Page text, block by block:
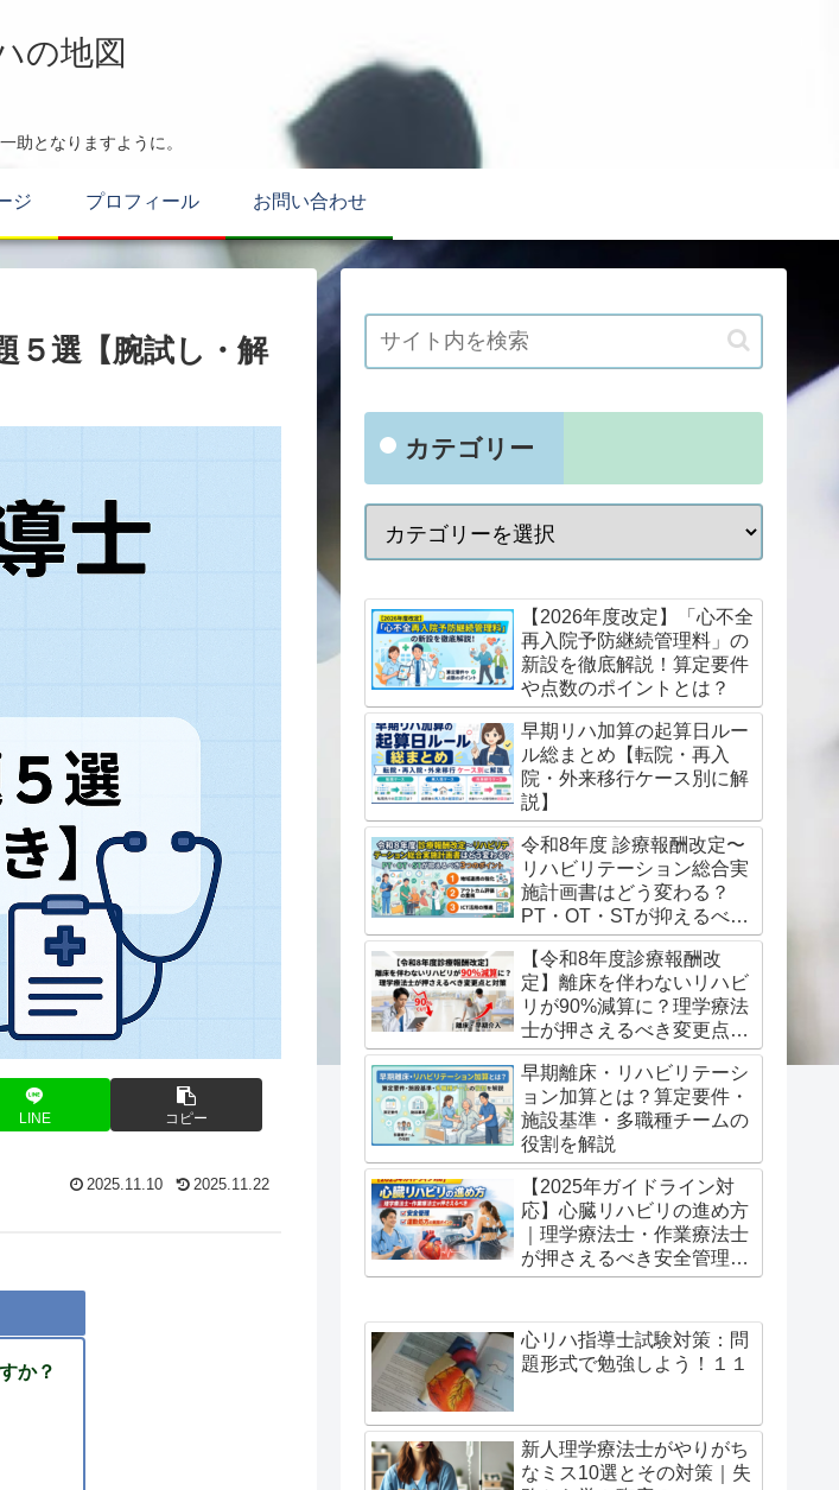
の地図
助となりますように。
ジ プロフィール お問い合わせ
５選【腕試し・解
LINE コピー
2025.11.10 2025.11.22
か？
カテゴリー
【2026年度改定】「心不全
再入院予防継続管理料」の
新設を徹底解説！算定要件
や点数のポイントとは？
早期リハ加算の起算日ルー
ル総まとめ【転院・再入
院・外来移行ケース別に解
説】
令和8年度 診療報酬改定〜
リハビリテーション総合実
施計画書はどう変わる？
PT・OT・STが抑えるべき
3つのポイント
【令和8年度診療報酬改
定】離床を伴わないリハビ
リが90%減算に？理学療法
士が押さえるべき変更点と
対策
早期離床・リハビリテーシ
ョン加算とは？算定要件・
施設基準・多職種チームの
役割を解説
【2025年ガイドライン対
応】心臓リハビリの進め方
｜理学療法士・作業療法士
が押さえるべき安全管理と
運動処方の実践ポイント
心リハ指導士試験対策：問
題形式で勉強しよう！１１
新人理学療法士がやりがち
なミス10選とその対策｜失